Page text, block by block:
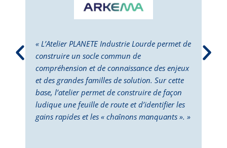
« L’Atelier PLANETE Industrie Lourde permet de
construire un socle commun de
compréhension et de connaissance des enjeux
et des grandes familles de solution. Sur cette
base, l’atelier permet de construire de façon
ludique une feuille de route et d’identifier les
gains rapides et les « chaînons manquants ». »